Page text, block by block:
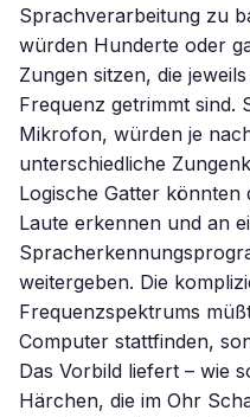
Sprachverarbeitung zu
würden Hunderte oder
Zungen sitzen, die
Frequenz getrimmt sind.
Mikrofon, würden je
unterschiedliche
Logische Gatter
Laute erkennen und an
weitergeben. Die
Frequenzspektrums
Computer stattfinden,
Das Vorbild liefert – wie
Härchen, die im Ohr